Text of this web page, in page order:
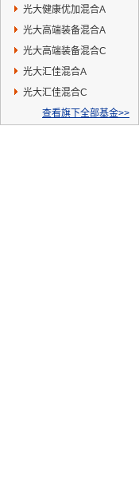
光大健康优加混合A
光大高端装备混合A
光大高端装备混合C
光大汇佳混合A
光大汇佳混合C
查看旗下全部基金>>